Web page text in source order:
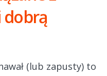
dobrą
(lub zapusty) to